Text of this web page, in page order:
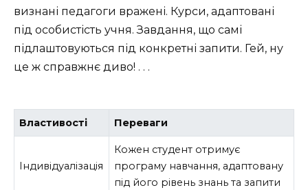
визнані педагоги вражені. Курси, адаптовані
під особистість учня. Завдання, що самі
підлаштовуються під конкретні запити. Гей, ну
це ж справжнє диво! . . .
Властивості Переваги
Індивідуалізація
Кожен студент отримує
програму навчання, адаптовану
під його рівень знань та запити